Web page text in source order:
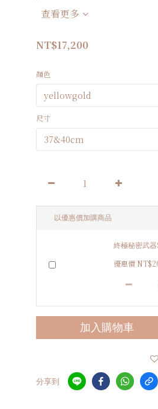
查看更多
NT$17,200
顏色
尺寸
以優惠價加購商品
終極秘密武
優惠價
加入購物車
分享到